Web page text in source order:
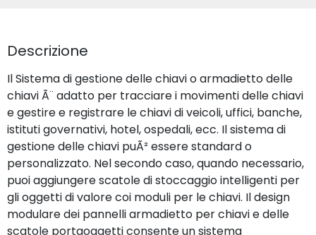
Descrizione
Il Sistema di gestione delle chiavi o armadietto delle
chiavi Ã¨ adatto per tracciare i movimenti delle chiavi
e gestire e registrare le chiavi di veicoli, uffici, banche,
istituti governativi, hotel, ospedali, ecc. Il sistema di
gestione delle chiavi puÃ² essere standard o
personalizzato. Nel secondo caso, quando necessario,
puoi aggiungere scatole di stoccaggio intelligenti per
gli oggetti di valore coi moduli per le chiavi. Il design
modulare dei pannelli armadietto per chiavi e delle
scatole portaoggetti consente un sistema